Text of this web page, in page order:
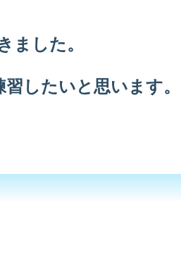
ました。
したいと思います。